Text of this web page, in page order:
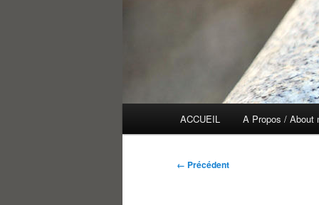
ACCUEIL A Propos / About
Navigation
← Précédent